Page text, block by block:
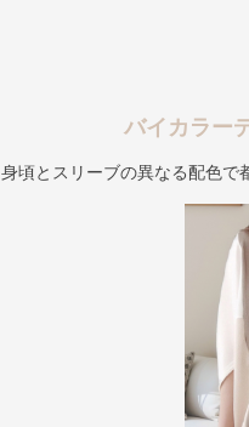
バイカラー
身頃とスリーブの異なる配色で